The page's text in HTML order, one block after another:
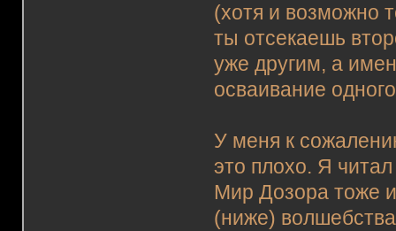
(хотя и возможно
ты отсекаешь
уже другим, а
осваивание
У меня к
это плохо. Я
Мир Дозора тоже
(ниже)